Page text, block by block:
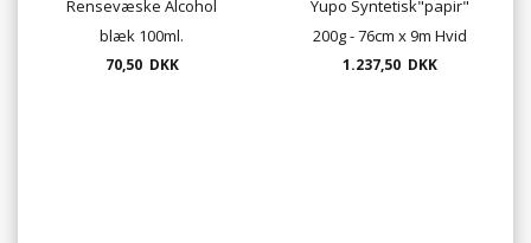
Rensevæske Alcohol
blæk 100ml.
70,50 DKK
Yupo Syntetisk"papir"
200g - 76cm x 9m Hvid
1.237,50 DKK